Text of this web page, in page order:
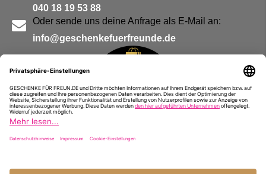
040 18 19 53 88
Oder sende uns deine Anfrage als E-Mail an:
info@geschenkefuerfreunde.de